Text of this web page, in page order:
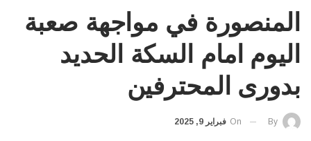
المنصورة في مواجهة صعبة
اليوم امام السكة الحديد
بدورى المحترفين
By
On فبراير 9, 2025